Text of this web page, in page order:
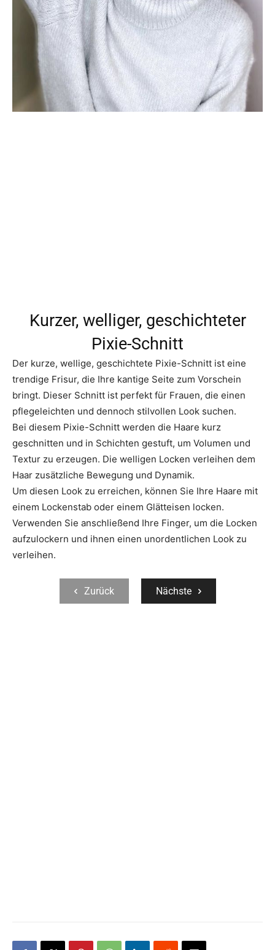
Kurzer, welliger, geschichteter
Pixie-Schnitt
Der kurze, wellige, geschichtete Pixie-Schnitt ist eine
trendige Frisur, die Ihre kantige Seite zum Vorschein
bringt. Dieser Schnitt ist perfekt für Frauen, die einen
pflegeleichten und dennoch stilvollen Look suchen.
Bei diesem Pixie-Schnitt werden die Haare kurz
geschnitten und in Schichten gestuft, um Volumen und
Textur zu erzeugen. Die welligen Locken verleihen dem
Haar zusätzliche Bewegung und Dynamik.
Um diesen Look zu erreichen, können Sie Ihre Haare mit
einem Lockenstab oder einem Glätteisen locken.
Verwenden Sie anschließend Ihre Finger, um die Locken
aufzulockern und ihnen einen unordentlichen Look zu
verleihen.
Zurück Nächste